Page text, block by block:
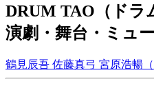
DRUM TAO（ドラ
演劇・舞台・ミュ
鶴見辰吾 佐藤真弓 宮原浩暢